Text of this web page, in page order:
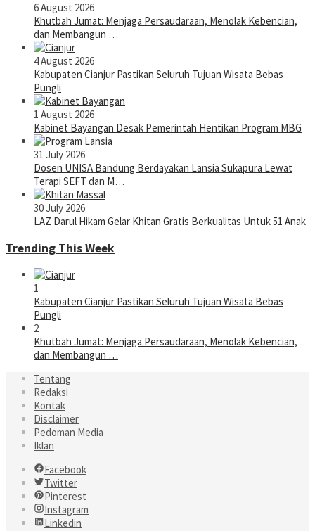
6 August 2026
Khutbah Jumat: Menjaga Persaudaraan, Menolak Kebencian,
dan Membangun …
4 August 2026
Kabupaten Cianjur Pastikan Seluruh Tujuan Wisata Bebas
Pungli
1 August 2026
Kabinet Bayangan Desak Pemerintah Hentikan Program MBG
31 July 2026
Dosen UNISA Bandung Berdayakan Lansia Sukapura Lewat
Terapi SEFT dan M…
30 July 2026
LAZ Darul Hikam Gelar Khitan Gratis Berkualitas Untuk 51 Anak
Trending This Week
1
Kabupaten Cianjur Pastikan Seluruh Tujuan Wisata Bebas
Pungli
2
Khutbah Jumat: Menjaga Persaudaraan, Menolak Kebencian,
dan Membangun …
Tentang
Redaksi
Kontak
Disclaimer
Pedoman Media
Iklan
Facebook
Twitter
Pinterest
Instagram
Linkedin